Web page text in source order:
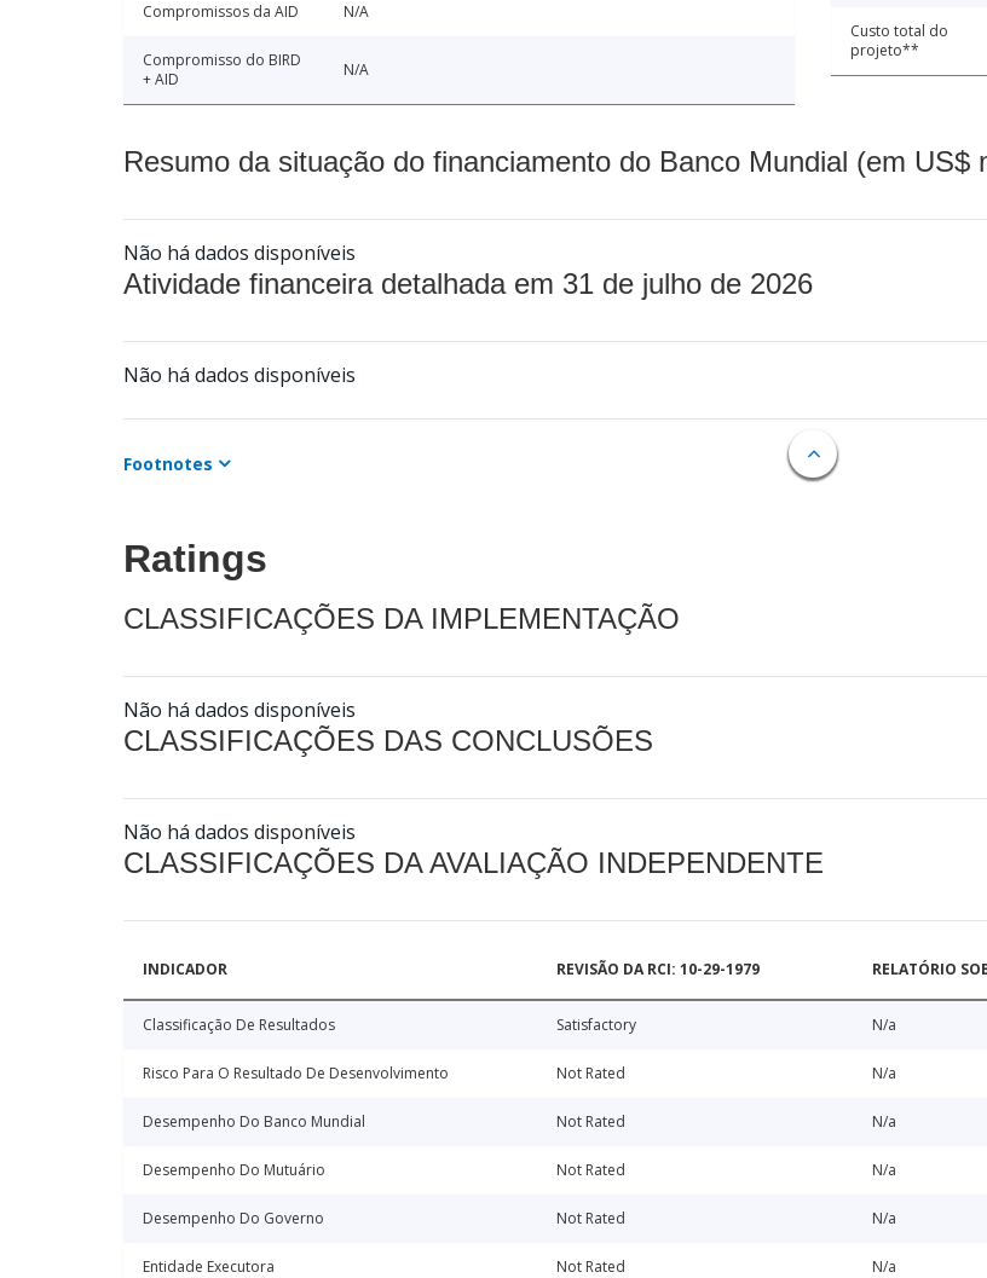
Compromissos da AID N/A
Compromisso do BIRD
+ AID
N/A
Custo total do
projeto**
Resumo da situação do financiamento do Banco Mundial (em US$
Não há dados disponíveis
Atividade financeira detalhada em 31 de julho de 2026
Não há dados disponíveis
Footnotes
Ratings
CLASSIFICAÇÕES DA IMPLEMENTAÇÃO
Não há dados disponíveis
CLASSIFICAÇÕES DAS CONCLUSÕES
Não há dados disponíveis
CLASSIFICAÇÕES DA AVALIAÇÃO INDEPENDENTE
INDICADOR REVISÃO DA RCI: 10-29-1979 RELATÓRIO
Classificação De Resultados Satisfactory N/a
Risco Para O Resultado De Desenvolvimento Not Rated N/a
Desempenho Do Banco Mundial Not Rated N/a
Desempenho Do Mutuário Not Rated N/a
Desempenho Do Governo Not Rated N/a
Entidade Executora Not Rated N/a